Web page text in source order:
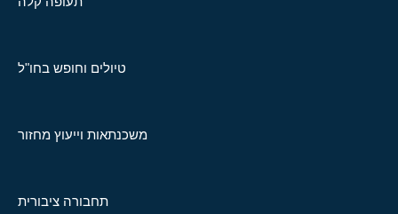
טיולים וחופש בחו"ל
משכנתאות וייעוץ מחזור
תחבורה ציבורית